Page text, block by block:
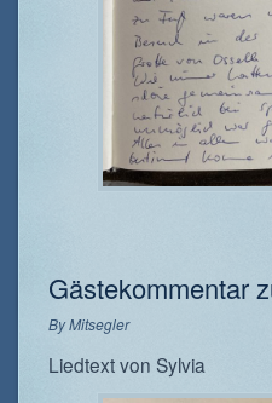
Gästekommentar
ByMitsegler
Liedtext von Sylvia